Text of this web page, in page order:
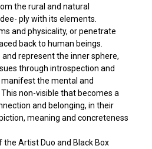
the rural and natural
ply with its elements.
and physicality, or penetrate
back to human beings.
represent the inner sphere,
through introspection and
the mental and
non-visible that becomes a
and belonging, in their
meaning and concreteness
Artist Duo and Black Box